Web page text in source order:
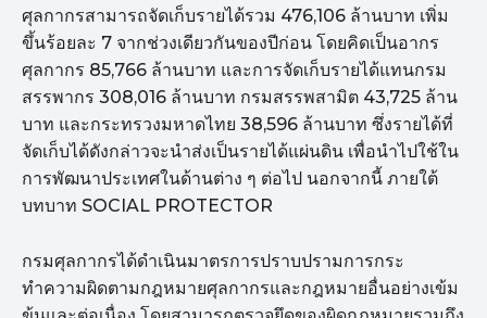
ศุลกากรสามารถจัดเก็บรายได้รวม 476,106 ล้านบาท เพิ่ม
ขึ้นร้อยละ 7 จากช่วงเดียวกันของปีก่อน โดยคิดเป็นอากร
ศุลกากร 85,766 ล้านบาท และการจัดเก็บรายได้แทนกรม
สรรพากร 308,016 ล้านบาท กรมสรรพสามิต 43,725 ล้าน
บาท และกระทรวงมหาดไทย 38,596 ล้านบาท ซึ่งรายได้ที่
จัดเก็บได้ดังกล่าวจะนำส่งเป็นรายได้แผ่นดิน เพื่อนำไปใช้ใน
การพัฒนาประเทศในด้านต่าง ๆ ต่อไป นอกจากนี้ ภายใต้
บทบาท SOCIAL PROTECTOR
กรมศุลกากรได้ดำเนินมาตรการปราบปรามการกระ
ทำความผิดตามกฎหมายศุลกากรและกฎหมายอื่นอย่างเข้ม